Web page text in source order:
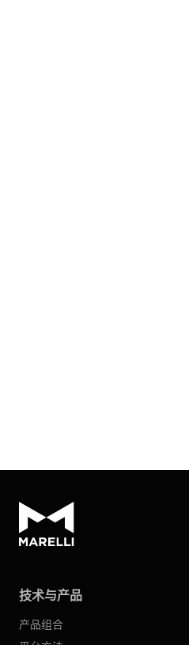
技术与产品
产品组合